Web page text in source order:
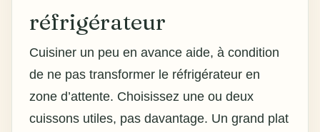
réfrigérateur
Cuisiner un peu en avance aide, à condition
de ne pas transformer le réfrigérateur en
zone d’attente. Choisissez une ou deux
cuissons utiles, pas davantage. Un grand plat